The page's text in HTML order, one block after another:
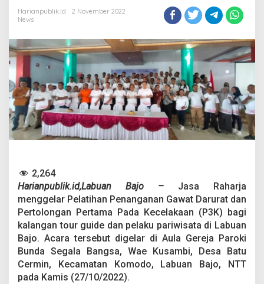
h
j
a
B
e
r
i
P
e
l
a
n
G
a
a
t
D
a
r
Harianpublik.id
2 November 2022
News
2,264
Harianpublik.id,Labuan Bajo – Jasa Raharja
menggelar Pelatihan Penanganan Gawat Darurat dan
Pertolongan Pertama Pada Kecelakaan (P3K) bagi
kalangan tour guide dan pelaku pariwisata di Labuan
Bajo. Acara tersebut digelar di Aula Gereja Paroki
Bunda Segala Bangsa, Wae Kusambi, Desa Batu
Cermin, Kecamatan Komodo, Labuan Bajo, NTT
pada Kamis (27/10/2022).